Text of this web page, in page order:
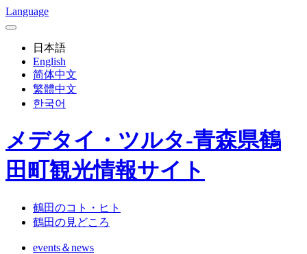
Language
日本語
English
简体中文
繁體中文
한국어
メデタイ・ツルタ-青森県鶴
田町観光情報サイト
鶴田のコト・ヒト
鶴田の見どころ
events＆news